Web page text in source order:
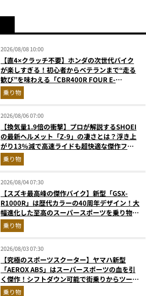
2026/08/08 10:00
【直4×クラッチ不要】ホンダの次世代バイク
が楽しすぎる！初心者からベテランまで“走る
歓び”を味わえる「CBR400R FOUR E-
Clutch」を徹底解説
乗り物
2026/08/06 07:00
【換気量1.9倍の衝撃】プロが解説するSHOEI
の最新ヘルメット「Z-9」の凄さとは？浮き上
がり13%減で高速ライドも超快適な傑作フル
フェイス
乗り物
2026/08/04 07:30
【スズキ最高峰の傑作バイク】新型「GSX-
R1000R」は歴代カラーの40周年デザイン！大
幅進化した至高のスーパースポーツを乗り物ラ
イターが解説
乗り物
2026/08/03 07:30
【究極のスポーツスクーター】ヤマハ新型
「AEROX ABS」はスーパースポーツの血を引
く傑作！シフトダウン可能で街乗りからツーリ
ングまで最強
乗り物